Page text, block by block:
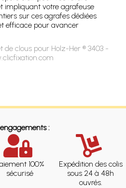
impliquant votre agrafeuse
sur ces agrafes dédiées
efficace pour avancer
de clous pour Holz-Her ® 3403 -
:
100%
sécurisé
Expédition des colis
sous 24 à 48h
ouvrés.